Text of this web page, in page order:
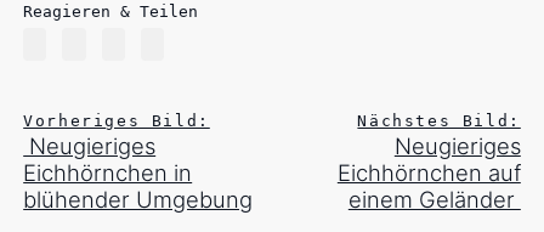
Reagieren & Teilen
Vorheriges Bild:
Neugieriges
Eichhörnchen in
blühender Umgebung
Nächstes Bild:
Neugieriges
Eichhörnchen auf
einem Geländer